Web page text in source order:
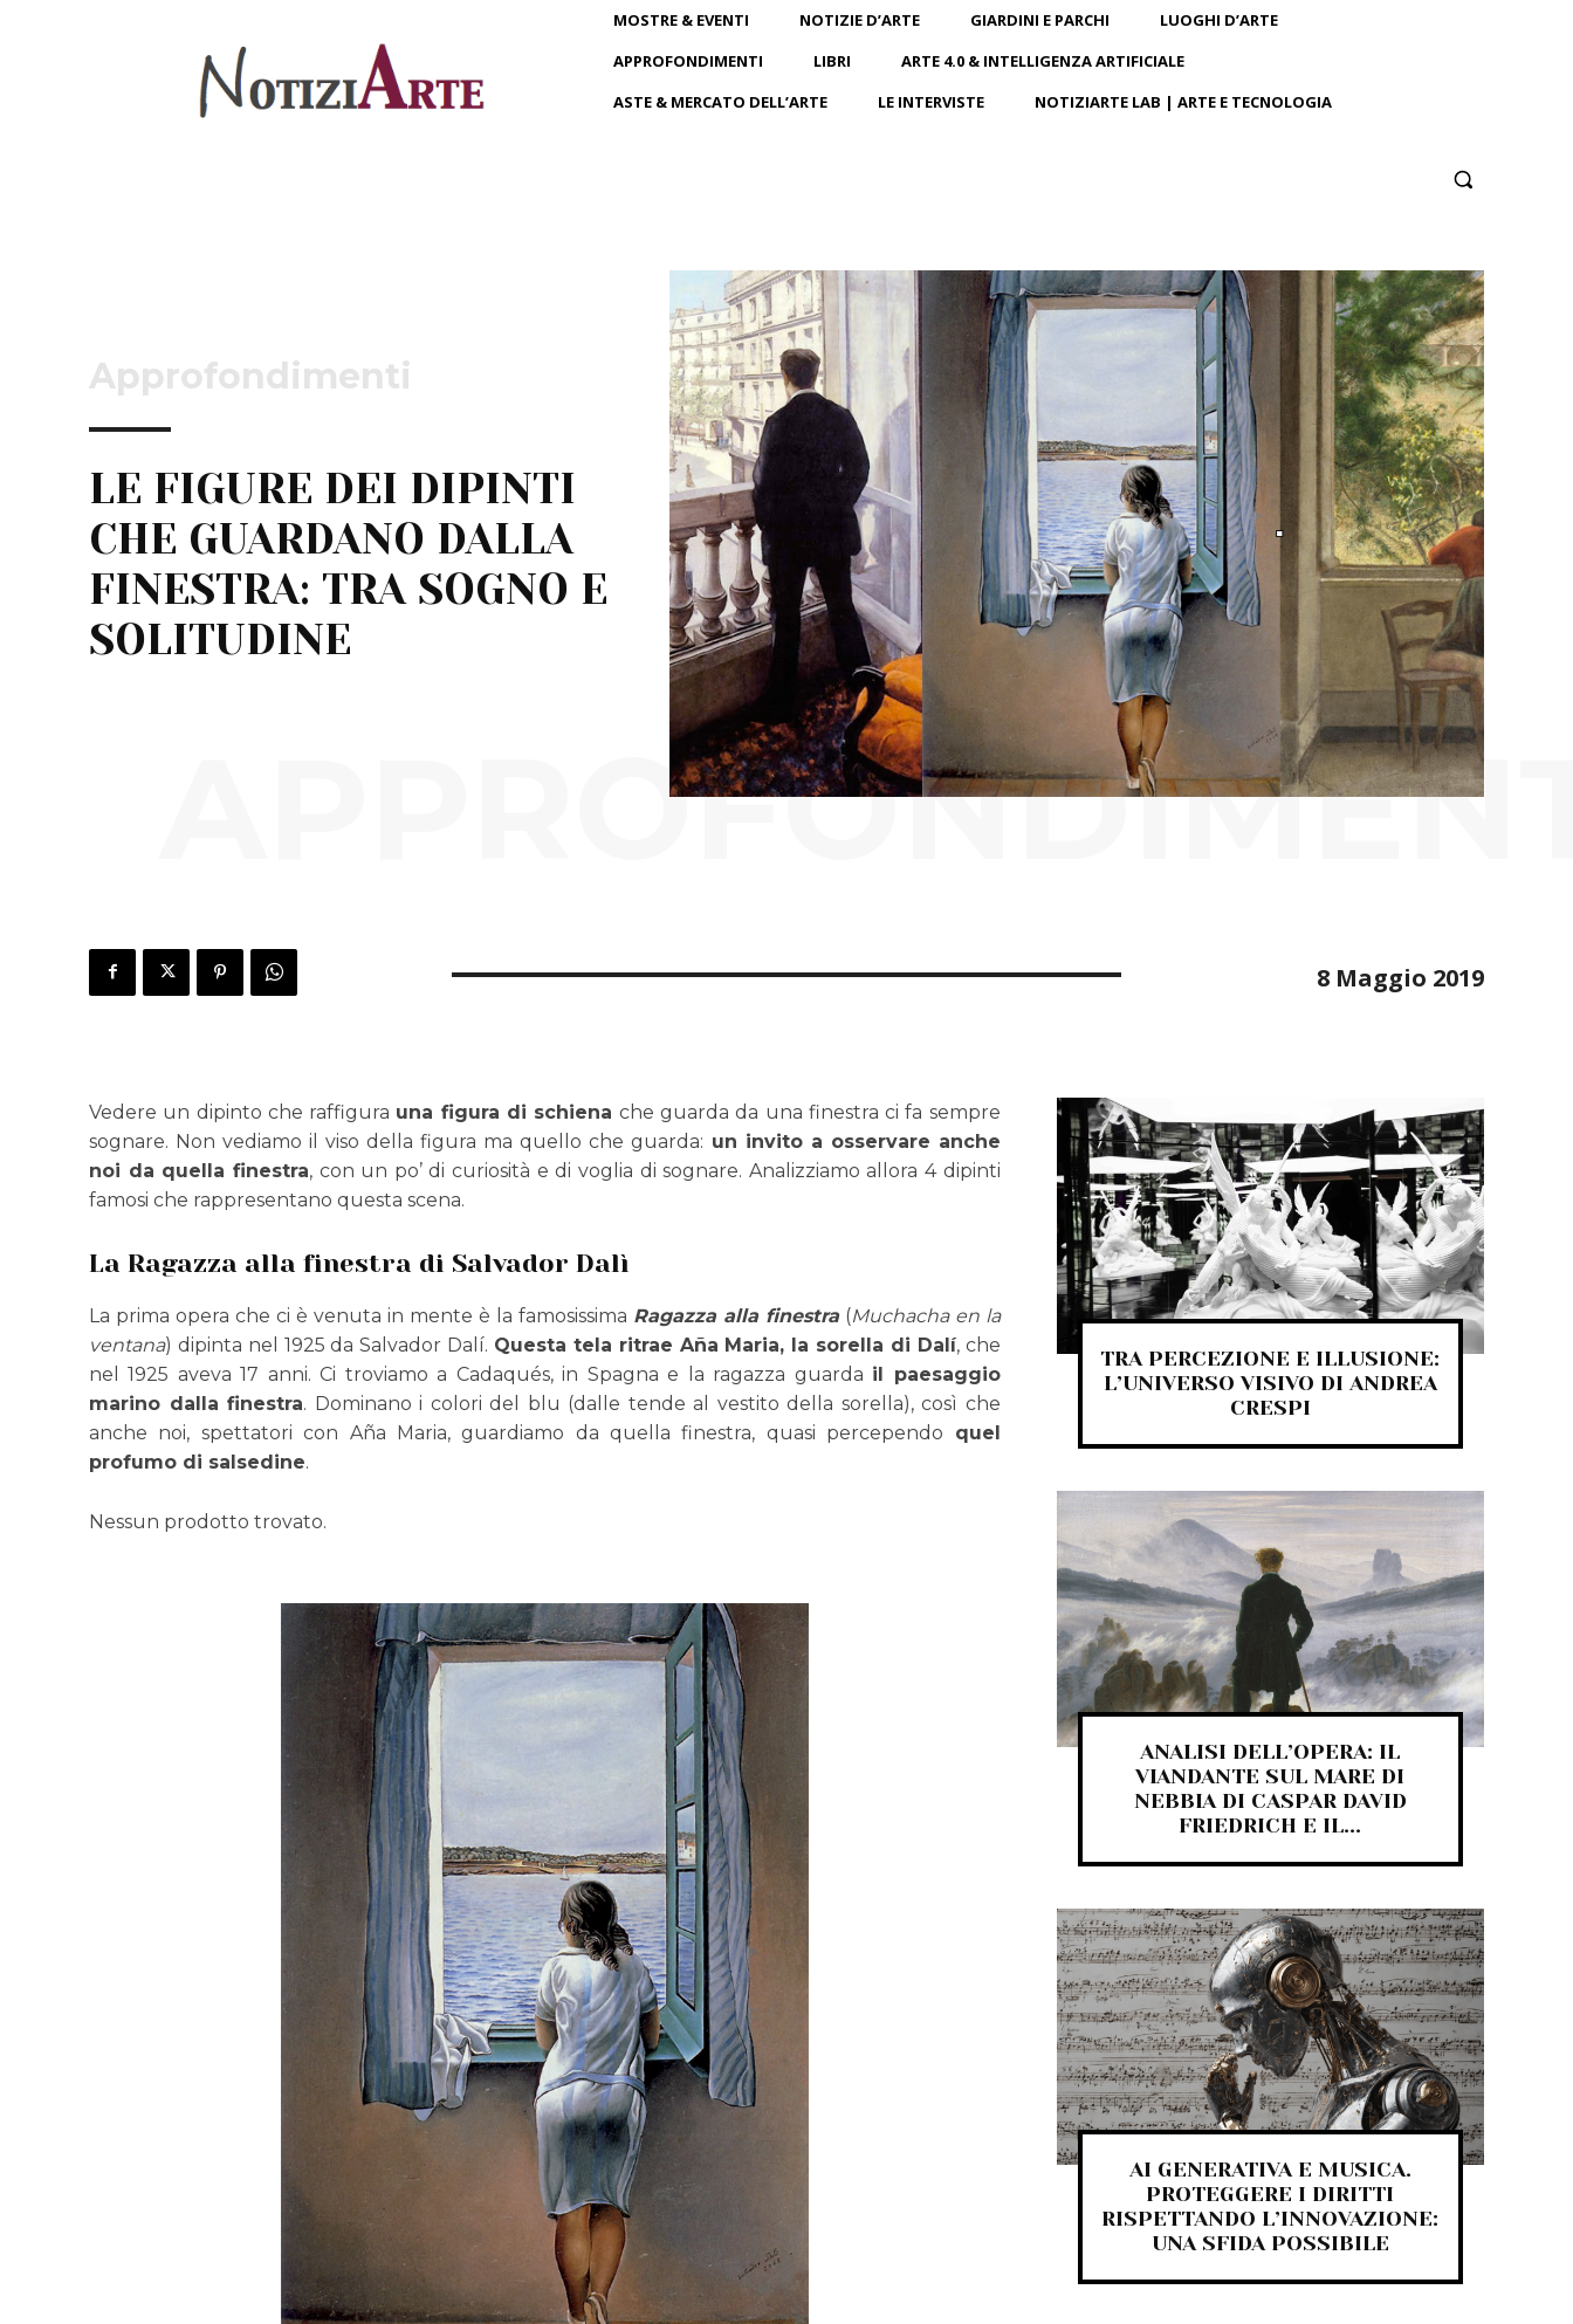
MOSTRE & EVENTI NOTIZIE D’ARTE GIARDINI E PARCHI
LUOGHI D’ARTE
APPROFONDIMENTI
LIBRI
ARTE 4.0 & INTELLIGENZA ARTIFICIALE
ASTE & MERCATO DELL’ARTE
LE INTERVISTE NOTIZIARTE LAB | ARTE E TECNOLOGIA
Approfondimenti
LE FIGURE DEI DIPINTI
CHE GUARDANO DALLA
FINESTRA: TRA SOGNO E
SOLITUDINE
8 Maggio 2019
Vedere un dipinto che raffigura una figura di schiena che guarda da una finestra ci fa sempre
sognare. Non vediamo il viso della figura ma quello che guarda: un invito a osservare anche
noi da quella finestra, con un po’ di curiosità e di voglia di sognare. Analizziamo allora 4 dipinti
famosi che rappresentano questa scena.
La Ragazza alla finestra di Salvador Dalì
La prima opera che ci è venuta in mente è la famosissima Ragazzaalla finestra(Muchacha en la
ventana) dipinta nel 1925 da Salvador Dalí. Questa tela ritrae Aña Maria, la sorella di Dalí, che
nel 1925 aveva 17 anni. Ci troviamo a Cadaqués, in Spagna e la ragazza guarda il paesaggio
marino dalla finestra. Dominano i colori del blu (dalle tende al vestito della sorella), così che
anche noi, spettatori con Aña Maria, guardiamo da quella finestra, quasi percependo quel
profumo di salsedine.
Nessun prodotto trovato.
TRA PERCEZIONE E ILLUSIONE:
L’UNIVERSO VISIVO DI ANDREA
CRESPI
ANALISI DELL’OPERA: IL
VIANDANTE SUL MARE DI
NEBBIA DI CASPAR DAVID
FRIEDRICH E IL...
AI GENERATIVA E MUSICA.
PROTEGGERE I DIRITTI
RISPETTANDO L’INNOVAZIONE:
UNA SFIDA POSSIBILE